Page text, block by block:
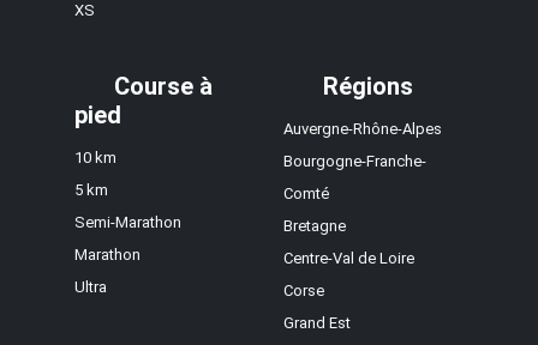
XS
Course à
pied
10 km
5 km
Semi-Marathon
Marathon
Ultra
Régions
Auvergne-Rhône-Alpes
Bourgogne-Franche-
Comté
Bretagne
Centre-Val de Loire
Corse
Grand Est